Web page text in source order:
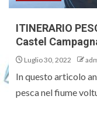
ITINERARIO
Castel
Luglio 30, 2022
In questo articolo
pesca nel fiume